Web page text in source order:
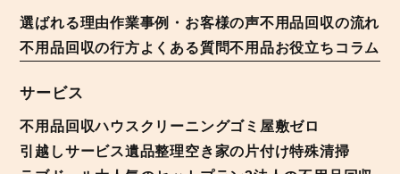
選ばれる理由作業事例・お客様の声不用品回収の流れ
不用品回収の行方よくある質問不用品お役立ちコラム
サービス
不用品回収ハウスクリーニングゴミ屋敷ゼロ
引越しサービス遺品整理空き家の片付け特殊清掃